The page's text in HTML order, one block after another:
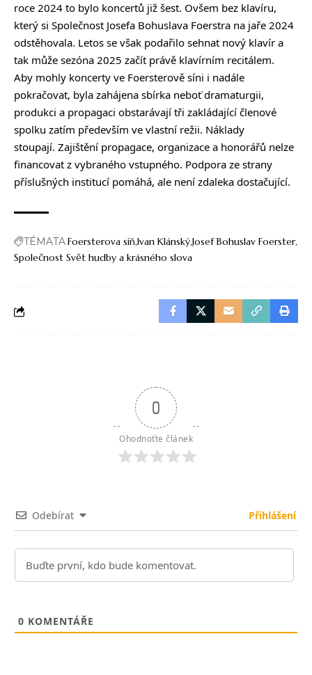
roce 2024 to bylo koncertů již šest. Ovšem bez klavíru,
který si Společnost Josefa Bohuslava Foerstra na jaře 2024
odstěhovala. Letos se však podařilo sehnat nový klavír a
tak může sezóna 2025 začít právě klavírním recitálem.
Aby mohly koncerty ve Foersterově síni i nadále
pokračovat, byla zahájena sbírka neboť dramaturgii,
produkci a propagaci obstarávají tři zakládající členové
spolku zatím především ve vlastní režii. Náklady
stoupají. Zajištění propagace, organizace a honorářů nelze
financovat z vybraného vstupného. Podpora ze strany
příslušných institucí pomáhá, ale není zdaleka dostačující.
TÉMATAFoersterova síňIvan KlánskýJosef Bohuslav Foerster
Společnost Svět hudby a krásného slova
0
Ohodnoťte článek
Odebírat Přihlášení
0 KOMENTÁŘE